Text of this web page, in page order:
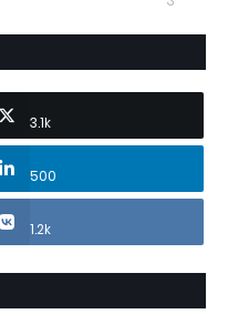
3.1k
500
1.2k